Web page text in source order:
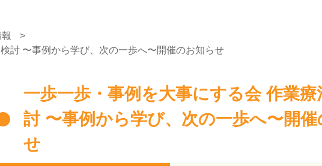
>
討 〜事例から学び、次の一歩へ〜開催のお知らせ
一歩一歩・事例を大事にする会 作業療
討 〜事例から学び、次の一歩へ〜開催
せ